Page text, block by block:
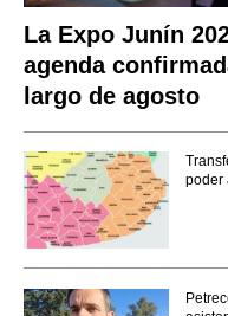
La Expo Junín
agenda
largo de agosto
poder